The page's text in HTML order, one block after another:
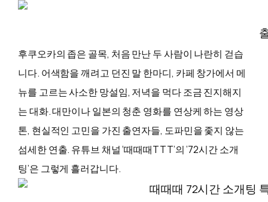
후쿠오카의 좁은 골목, 처음 만난 두 사람이 나란히 걷습
니다. 어색함을 깨려고 던진 말 한마디, 카페 창가에서 메
뉴를 고르는 사소한 망설임, 저녁을 먹다 조금 진지해지
는 대화. 대만이나 일본의 청춘 영화를 연상케 하는 영상
톤, 현실적인 고민을 가진 출연자들, 도파민을 좇지 않는
섬세한 연출. 유튜브 채널 ‘때때때TTT’의 ’72시간 소개
팅’은 그렇게 흘러갑니다.